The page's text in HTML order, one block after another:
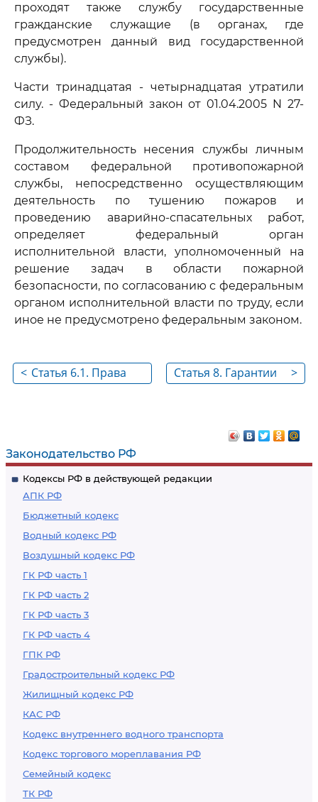
Законодательство РФ
Кодексы РФ в действующей редакции
АПК РФ
Бюджетный кодекс
Водный кодекс РФ
Воздушный кодекс РФ
ГК РФ часть 1
ГК РФ часть 2
ГК РФ часть 3
ГК РФ часть 4
ГПК РФ
Градостроительный кодекс РФ
Жилищный кодекс РФ
КАС РФ
Кодекс внутреннего водного транспорта
Кодекс торгового мореплавания РФ
Семейный кодекс
ТК РФ
проходят также службу государственные
гражданские служащие (в органах, где
предусмотрен данный вид государственной
службы).
Части тринадцатая - четырнадцатая утратили
силу. - Федеральный закон от 01.04.2005 N 27-
ФЗ.
Продолжительность несения службы личным
составом федеральной противопожарной
службы, непосредственно осуществляющим
деятельность по тушению пожаров и
проведению аварийно-спасательных работ,
определяет федеральный орган
исполнительной власти, уполномоченный на
решение задач в области пожарной
безопасности, по согласованию с федеральным
органом исполнительной власти по труду, если
иное не предусмотрено федеральным законом.
< Статья 6.1. Права
исполнительной
власти,
уполномоченного на
решение задач в
области пожарной
безопасности, при
рассмотрении
сообщений по
фактам пожаров
>
Статья 8. Гарантии
личного состава
Государственной
противопожарной
службы